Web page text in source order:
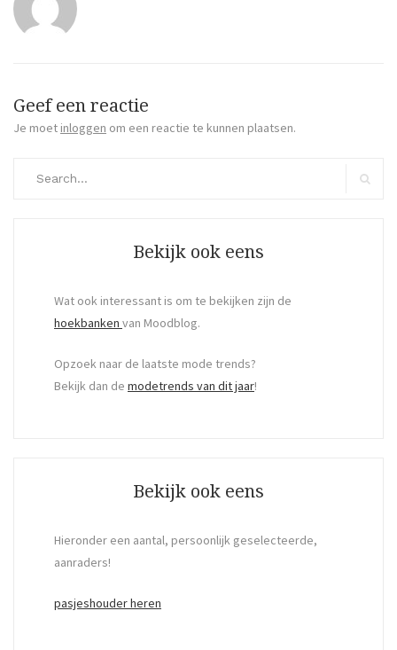
Geef een reactie
Je moet inloggen om een reactie te kunnen plaatsen.
Bekijk ook eens
Wat ook interessant is om te bekijken zijn de
hoekbanken van Moodblog.
Opzoek naar de laatste mode trends?
Bekijk dan de modetrends van dit jaar!
Bekijk ook eens
Hieronder een aantal, persoonlijk geselecteerde,
aanraders!
pasjeshouder heren